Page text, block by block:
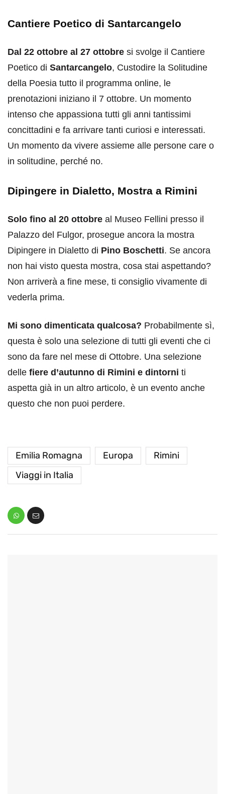
Cantiere Poetico di Santarcangelo
Dal 22 ottobre al 27 ottobre si svolge il Cantiere
Poetico di Santarcangelo, Custodire la Solitudine
della Poesia tutto il programma online, le
prenotazioni iniziano il 7 ottobre. Un momento
intenso che appassiona tutti gli anni tantissimi
concittadini e fa arrivare tanti curiosi e interessati.
Un momento da vivere assieme alle persone care o
in solitudine, perché no.
Dipingere in Dialetto, Mostra a Rimini
Solo fino al 20 ottobre al Museo Fellini presso il
Palazzo del Fulgor, prosegue ancora la mostra
Dipingere in Dialetto di Pino Boschetti. Se ancora
non hai visto questa mostra, cosa stai aspettando?
Non arriverà a fine mese, ti consiglio vivamente di
vederla prima.
Mi sono dimenticata qualcosa? Probabilmente sì,
questa è solo una selezione di tutti gli eventi che ci
sono da fare nel mese di Ottobre. Una selezione
delle fiere d’autunno di Rimini e dintorni ti
aspetta già in un altro articolo, è un evento anche
questo che non puoi perdere.
Emilia Romagna Europa
Rimini
Viaggi in Italia